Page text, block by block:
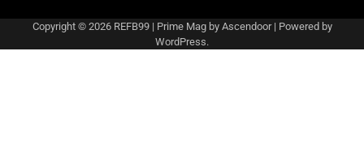
Copyright © 2026 REFB99| Prime Mag by Ascendoor| Powered by
WordPress.